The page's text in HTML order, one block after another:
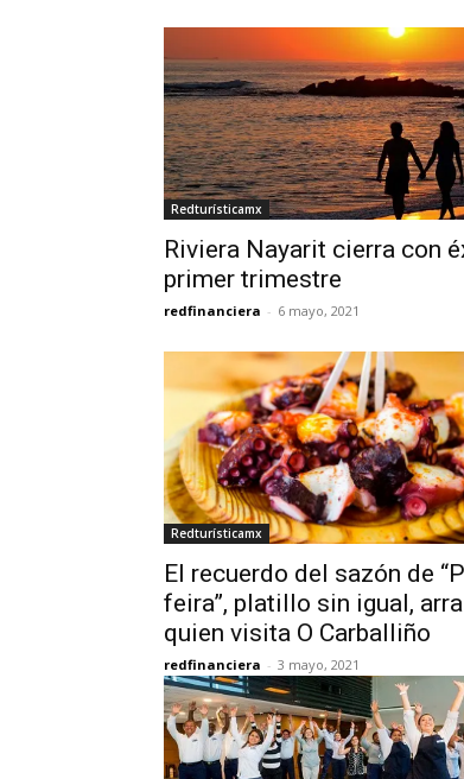
Redturísticamx
Riviera Nayarit cierra con
primer trimestre
redfinanciera - 6 mayo, 2021
Redturísticamx
El recuerdo del sazón de
feira”, platillo sin igual,
quien visita O Carballiño
redfinanciera - 3 mayo, 2021